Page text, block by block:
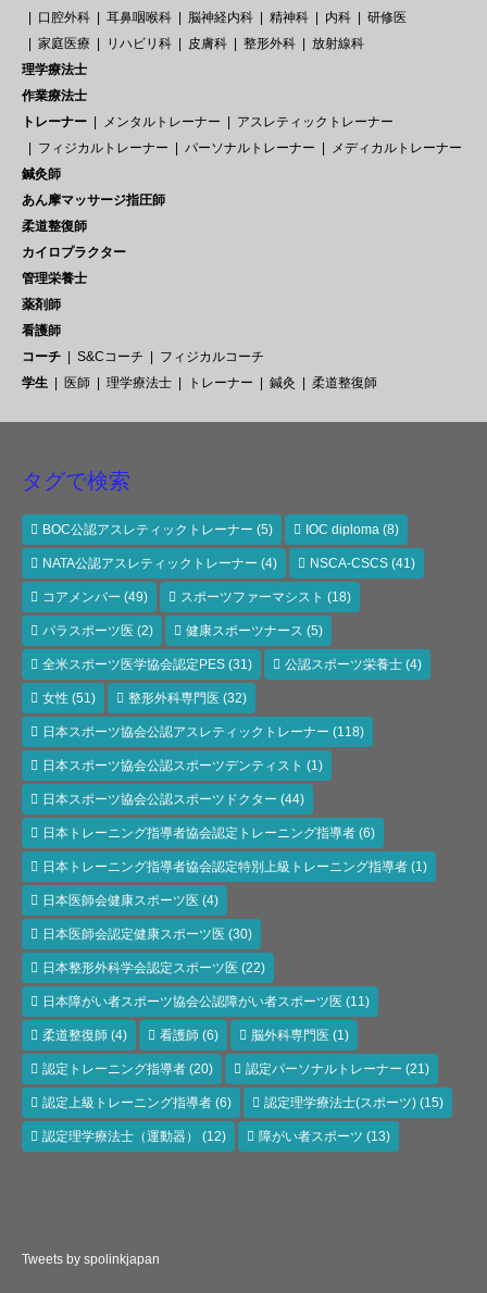
口腔外科
耳鼻咽喉科 脳神経内科 精神科 内科
研修医
家庭医療
リハビリ科 皮膚科 整形外科
放射線科
理学療法士
作業療法士
トレーナー
メンタルトレーナー
アスレティックトレーナー
フィジカルトレーナー
パーソナルトレーナー
メディカルトレーナー
鍼灸師
あん摩マッサージ指圧師
柔道整復師
カイロプラクター
管理栄養士
薬剤師
看護師
コーチ
S&Cコーチ
フィジカルコーチ
学生
医師 理学療法士 トレーナー 鍼灸 柔道整復師
タグで検索
BOC公認アスレティックトレーナー (5) IOC diploma (8)
NATA公認アスレティックトレーナー (4) NSCA-CSCS (41)
コアメンバー (49) スポーツファーマシスト (18)
パラスポーツ医 (2) 健康スポーツナース (5)
全米スポーツ医学協会認定PES (31) 公認スポーツ栄養士 (4)
女性 (51) 整形外科専門医 (32)
日本スポーツ協会公認アスレティックトレーナー (118)
日本スポーツ協会公認スポーツデンティスト (1)
日本スポーツ協会公認スポーツドクター (44)
日本トレーニング指導者協会認定トレーニング指導者 (6)
日本トレーニング指導者協会認定特別上級トレーニング指導者 (1)
日本医師会健康スポーツ医 (4)
日本医師会認定健康スポーツ医 (30)
日本整形外科学会認定スポーツ医 (22)
日本障がい者スポーツ協会公認障がい者スポーツ医 (11)
柔道整復師 (4) 看護師 (6) 脳外科専門医 (1)
認定トレーニング指導者 (20) 認定パーソナルトレーナー (21)
認定上級トレーニング指導者 (6) 認定理学療法士(スポーツ) (15)
認定理学療法士（運動器） (12) 障がい者スポーツ (13)
Tweets by spolinkjapan